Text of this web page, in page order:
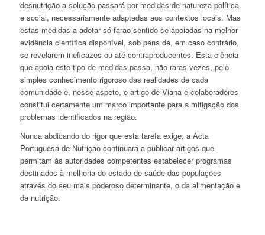
desnutrição a solução passará por medidas de natureza política
e social, necessariamente adaptadas aos contextos locais. Mas
estas medidas a adotar só farão sentido se apoiadas na melhor
evidência científica disponível, sob pena de, em caso contrário,
se revelarem ineficazes ou até contraproducentes. Esta ciência
que apoia este tipo de medidas passa, não raras vezes, pelo
simples conhecimento rigoroso das realidades de cada
comunidade e, nesse aspeto, o artigo de Viana e colaboradores
constitui certamente um marco importante para a mitigação dos
problemas identificados na região.
Nunca abdicando do rigor que esta tarefa exige, a Acta
Portuguesa de Nutrição continuará a publicar artigos que
permitam às autoridades competentes estabelecer programas
destinados à melhoria do estado de saúde das populações
através do seu mais poderoso determinante, o da alimentação e
da nutrição.